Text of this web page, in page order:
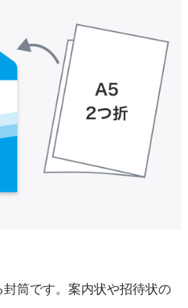
筒です。案内状や招待状の